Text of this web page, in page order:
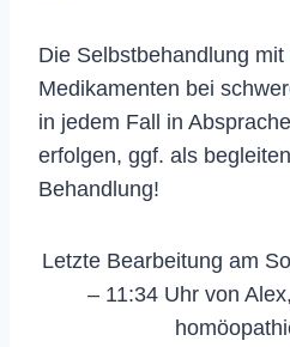
Die Selbstbehandlung
Medikamenten bei
in jedem Fall in
erfolgen, ggf. als
Behandlung!
Letzte Bearbeitung am
– 11:34 Uhr von